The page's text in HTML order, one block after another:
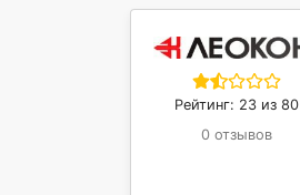
Рейтинг: 23 из 80
0 отзывов